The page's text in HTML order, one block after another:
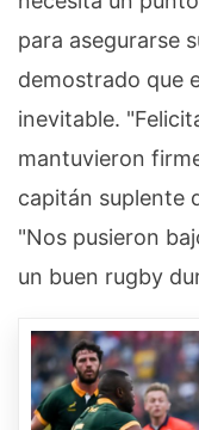
para asegurarse
demostrado que
inevitable.
mantuvieron
capitán suplente
"Nos pusieron
un buen rugby